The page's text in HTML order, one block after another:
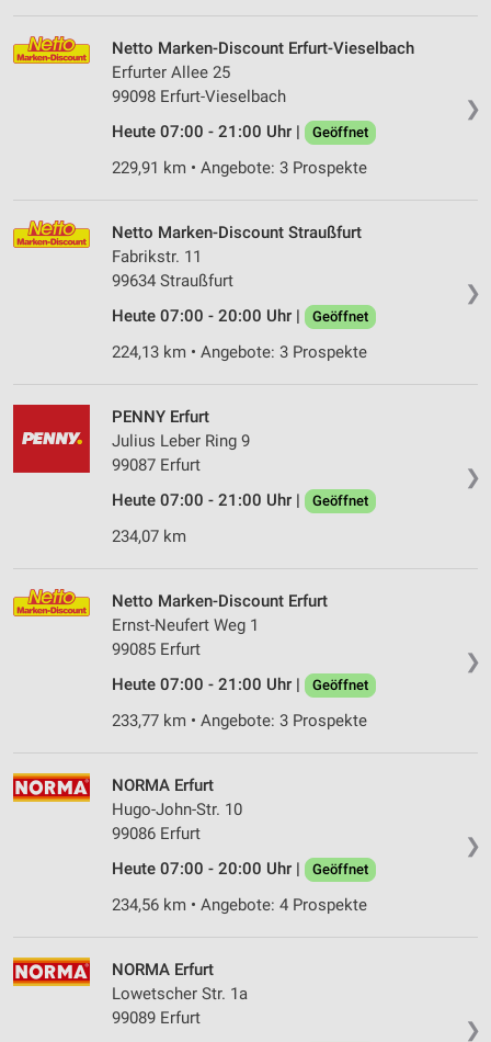
❯
Netto Marken-Discount Erfurt-Vieselbach
Erfurter Allee 25
99098 Erfurt-Vieselbach
Heute 07:00 - 21:00 Uhr |
Geöffnet
229,91 km • Angebote: 3 Prospekte
❯
Netto Marken-Discount Straußfurt
Fabrikstr. 11
99634 Straußfurt
Heute 07:00 - 20:00 Uhr |
Geöffnet
224,13 km • Angebote: 3 Prospekte
❯
PENNY Erfurt
Julius Leber Ring 9
99087 Erfurt
Heute 07:00 - 21:00 Uhr |
Geöffnet
234,07 km
❯
Netto Marken-Discount Erfurt
Ernst-Neufert Weg 1
99085 Erfurt
Heute 07:00 - 21:00 Uhr |
Geöffnet
233,77 km • Angebote: 3 Prospekte
❯
NORMA Erfurt
Hugo-John-Str. 10
99086 Erfurt
Heute 07:00 - 20:00 Uhr |
Geöffnet
234,56 km • Angebote: 4 Prospekte
❯
NORMA Erfurt
Lowetscher Str. 1a
99089 Erfurt